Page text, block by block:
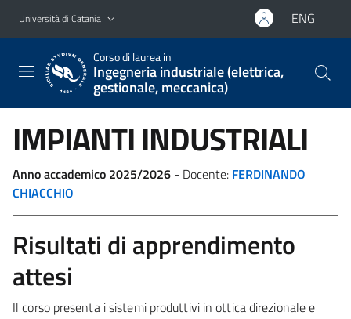
Vai al contenuto principale
Vai al menu di navigazione
Università di Catania ENG
Corso di laurea in
Ingegneria industriale (elettrica,
gestionale, meccanica)
IMPIANTI INDUSTRIALI
Anno accademico 2025/2026 - Docente: FERDINANDO
CHIACCHIO
Risultati di apprendimento
attesi
Il corso presenta i sistemi produttivi in ottica direzionale e